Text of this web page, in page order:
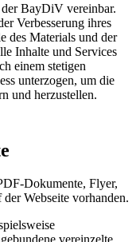
BayDiV vereinbar.
Verbesserung ihres
des Materials und der
Inhalte und Services
einem stetigen
unterzogen, um die
und herzustellen.
Dokumente, Flyer,
Webseite vorhanden.